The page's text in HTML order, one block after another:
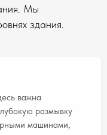
Мы
здания.
важна
размывку
машинами,